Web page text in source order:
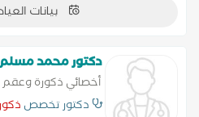
الضعف الجنسى علاج تأخر الانجاب
جراحات استكشاف الخصية
وفحوصات ماقبل الزواج ازالة الزوائد
بيانات
دكتور محمد
أخصائي ذكورة وعقم
دكتور تخصص